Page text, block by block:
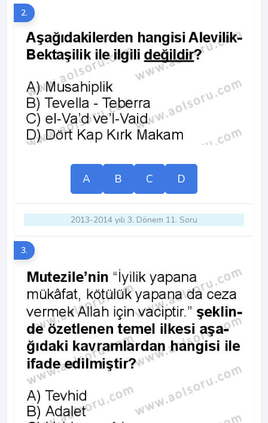
2.
A B C D
2013-2014 yılı 3. Dönem 11. Soru
3.